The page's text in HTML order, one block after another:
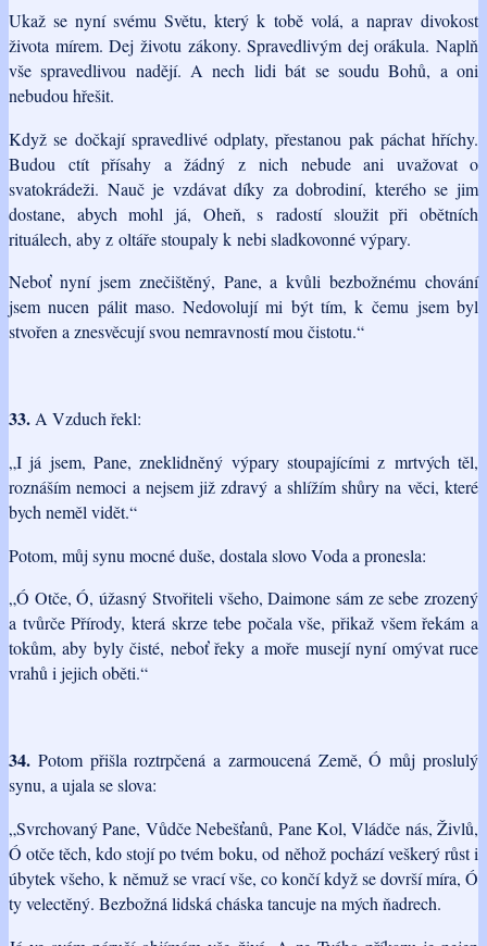
Ukaž se nyní svému Světu, který k tobě volá, a naprav divokost
života mírem. Dej životu zákony. Spravedlivým dej orákula. Naplň
vše spravedlivou nadějí. A nech lidi bát se soudu Bohů, a oni
nebudou hřešit.
Když se dočkají spravedlivé odplaty, přestanou pak páchat hříchy.
Budou ctít přísahy a žádný z nich nebude ani uvažovat o
svatokrádeži. Nauč je vzdávat díky za dobrodiní, kterého se jim
dostane, abych mohl já, Oheň, s radostí sloužit při obětních
rituálech, aby z oltáře stoupaly k nebi sladkovonné výpary.
Neboť nyní jsem znečištěný, Pane, a kvůli bezbožnému chování
jsem nucen pálit maso. Nedovolují mi být tím, k čemu jsem byl
stvořen a znesvěcují svou nemravností mou čistotu.“
33. A Vzduch řekl:
„I já jsem, Pane, zneklidněný výpary stoupajícími z mrtvých těl,
roznáším nemoci a nejsem již zdravý a shlížím shůry na věci, které
bych neměl vidět.“
Potom, můj synu mocné duše, dostala slovo Voda a pronesla:
„Ó Otče, Ó, úžasný Stvořiteli všeho, Daimone sám ze sebe zrozený
a tvůrče Přírody, která skrze tebe počala vše, přikaž všem řekám a
tokům, aby byly čisté, neboť řeky a moře musejí nyní omývat ruce
vrahů i jejich oběti.“
34. Potom přišla roztrpčená a zarmoucená Země, Ó můj proslulý
synu, a ujala se slova:
„Svrchovaný Pane, Vůdče Nebešťanů, Pane Kol, Vládče nás, Živlů,
Ó otče těch, kdo stojí po tvém boku, od něhož pochází veškerý růst i
úbytek všeho, k němuž se vrací vše, co končí když se dovrší míra, Ó
ty velectěný. Bezbožná lidská cháska tancuje na mých ňadrech.